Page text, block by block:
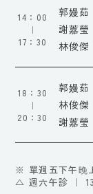
聯絡我們/
14：00
｜
17：30
18：30
｜
20：30
郭嫚茹
謝䕒瑩
林俊傑
郭嫚茹
林俊傑
謝䕒瑩
※ 單週五下午晚
△ 週六午診 ｜